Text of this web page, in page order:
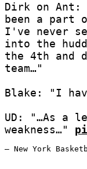
Dirk on Ant:
been a
I've never
into the
the 4th and
team…"
Blake: "I
UD: "…As a
weakness…"
— New York